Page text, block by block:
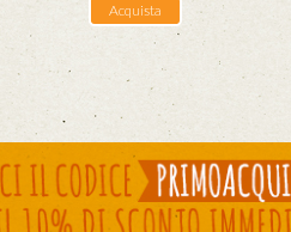
Acquista